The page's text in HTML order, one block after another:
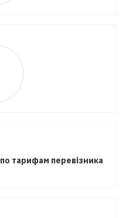
по тарифам перевізника